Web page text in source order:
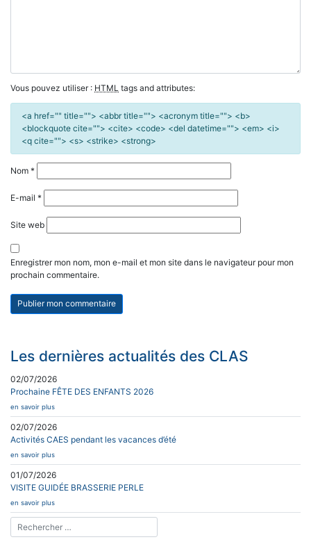
Vous pouvez utiliser : HTML tags and attributes:
<a href="" title=""> <abbr title=""> <acronym title=""> <b>
<blockquote cite=""> <cite> <code> <del datetime=""> <em> <i>
<q cite=""> <s> <strike> <strong>
Nom *
E-mail *
Site web
Enregistrer mon nom, mon e-mail et mon site dans le navigateur pour mon
prochain commentaire.
Les dernières actualités des CLAS
02/07/2026
Prochaine FÊTE DES ENFANTS 2026
en savoir plus
02/07/2026
Activités CAES pendant les vacances d’été
en savoir plus
01/07/2026
VISITE GUIDÉE BRASSERIE PERLE
en savoir plus